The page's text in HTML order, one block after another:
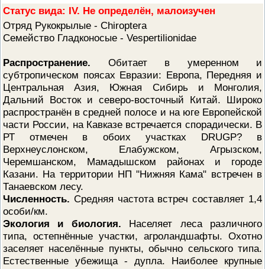
ПРОВЕРОЧНЫЙ ЛИСТ,
ПРИМЕНЯЕМЫЙ ПРИ
ГОСУДАРСТВЕННОГО
ОБЛАСТИ ОХРАНЫ И
ФЕДЕРАЛЬНОГО ЗНАЧЕНИЯ
ПРОГРАММА ПРОФИЛАКТИКИ
РИСКОВ ПРИЧИНЕНИЯ
ПЛАН ПРОВЕДЕНИЯ
КОНТРОЛЬНЫХ
МЕРОПРИЯТИЙ
ИСЧЕРПЫВАЮЩИЙ
СВЕДЕНИЙ, КОТОРЫЕ МОГУТ
ЗАПРАШИВАТЬСЯ
(НАДЗОРНЫМ) ОРГАНОМ У
КОНТРОЛИРУЕМОГО ЛИЦА
Статус вида: IV. Не определён, малоизучен
Отряд Рукокрылые - Chiroptera
Семейство Гладконосые - Vespertilionidae
Распространение. Обитает в умеренном и
субтропическом поясах Евразии: Европа, Передняя и
Центральная Азия, Южная Сибирь и Монголия,
Дальний Восток и северо-восточный Китай. Широко
распространён в средней полосе и на юге Европейской
части России, на Кавказе встречается спорадически. В
РТ отмечен в обоих участках DRUGP? в
Верхнеуслонском, Елабужском, Агрызском,
Черемшанском, Мамадышском районах и городе
Казани. На территории НП "Нижняя Кама" встречен в
Танаевском лесу.
Численность. Средняя частота встреч составляет 1,4
особи/км.
Экология и биология. Населяет леса различного
типа, остепнённые участки, агроландшафты. Охотно
заселяет населённые пункты, обычно сельского типа.
Естественные убежища - дупла. Наиболее крупные